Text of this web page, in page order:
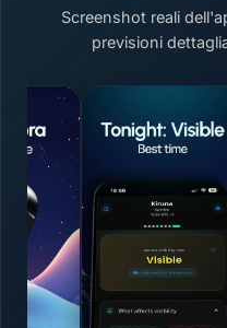
Screenshot reali
previsioni